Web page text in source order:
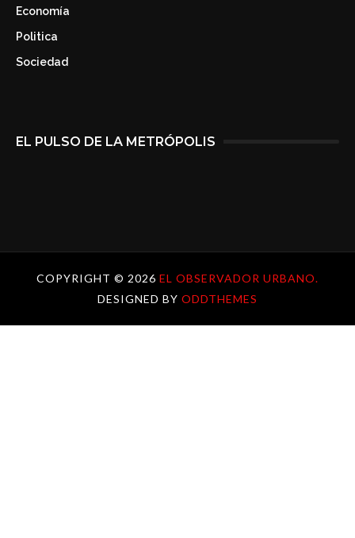
Economía
Politica
Sociedad
EL PULSO DE LA METRÓPOLIS
COPYRIGHT © 2026 EL OBSERVADOR URBANO.
DESIGNED BY ODDTHEMES